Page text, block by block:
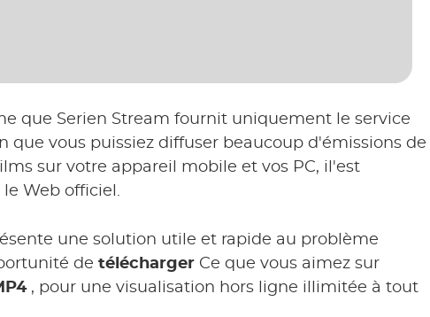
que Serien Stream fournit uniquement le service
que vous puissiez diffuser beaucoup d'émissions de
sur votre appareil mobile et vos PC, il'est
Web officiel.
une solution utile et rapide au problème
de télécharger Ce que vous aimez sur
, pour une visualisation hors ligne illimitée à tout